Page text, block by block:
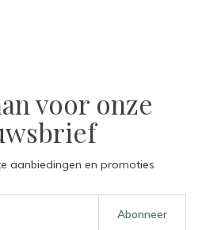
voor onze
aanbiedingen en promoties
Abonneer